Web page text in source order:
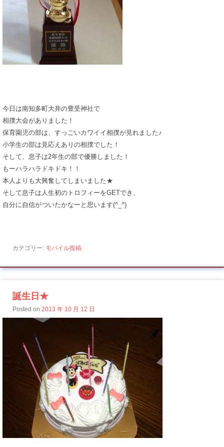
今日は南知多町大井の豊受神社で
相撲大会がありました！
保育園児の部は、すっごいカワイイ相撲が見れました♪
小学生の部は見応えありの相撲でした！
そして、息子は2年生の部で優勝しました！
もーハラハラドキドキ！！
本人よりも大興奮してしまいました★
そして息子は人生初のトロフィーをGETでき、
自分に自信がついたかなーと思います(^_^)
カテゴリー: モバイル投稿
誕生日★
Posted on 2013 年 10 月 12 日